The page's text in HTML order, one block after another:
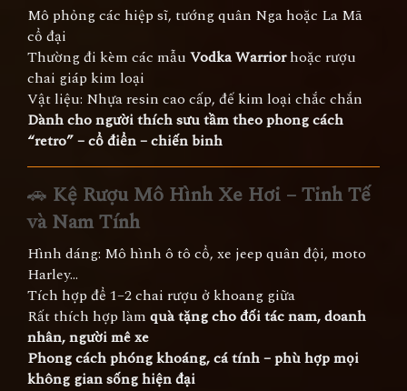
Mô phỏng các hiệp sĩ, tướng quân Nga hoặc La Mã
cổ đại
Thường đi kèm các mẫu Vodka Warriorhoặc rượu
chai giáp kim loại
Vật liệu: Nhựa resin cao cấp, đế kim loại chắc chắn
Dành cho người thích sưu tầm theo phong cách
“retro” – cổ điển – chiến binh
🚗 Kệ Rượu Mô Hình Xe Hơi – Tinh Tế
và Nam Tính
Hình dáng: Mô hình ô tô cổ, xe jeep quân đội, moto
Harley…
Tích hợp để 1–2 chai rượu ở khoang giữa
Rất thích hợp làm quà tặng cho đối tác nam, doanh
nhân, người mê xe
Phong cách phóng khoáng, cá tính – phù hợp mọi
không gian sống hiện đại